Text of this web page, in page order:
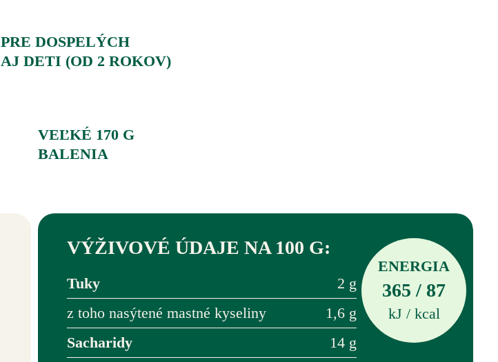
PRE DOSPELÝCH
AJ DETI (OD 2 ROKOV)
VEĽKÉ 170 G
BALENIA
VÝŽIVOVÉ ÚDAJE NA 100 G:
ENERGIA
365 / 87
kJ / kcal
Tuky
2 g
z toho nasýtené mastné kyseliny
1,6 g
Sacharidy
14 g